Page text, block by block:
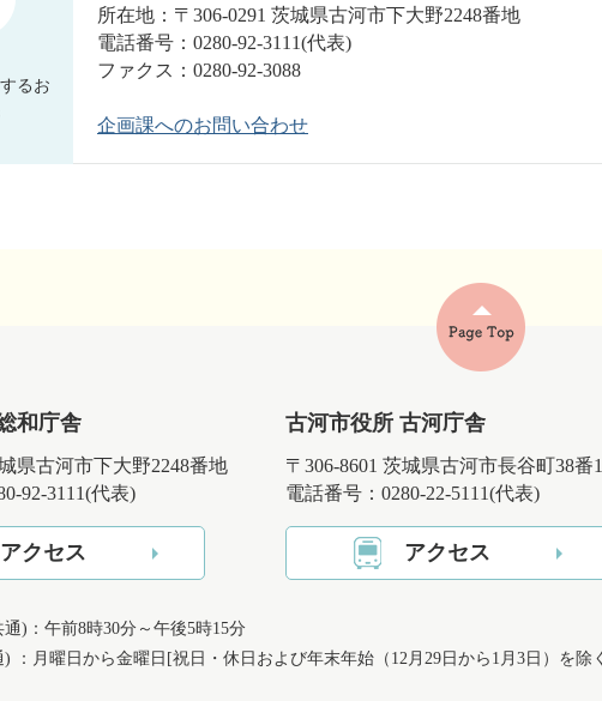
るお
所在地：〒306-0291 茨城県古河市下大野2248番地
電話番号：0280-92-3111(代表)
ファクス：0280-92-3088
企画課へのお問い合わせ
和庁舎
県古河市下大野2248番地
92-3111(代表)
アクセス
古河市役所 古河庁舎
〒306-8601 茨城県古河市長谷町38番
電話番号：0280-22-5111(代表)
アクセス
)：午前8時30分～午後5時15分
) ：月曜日から金曜日[祝日・休日および年末年始（12月29日から1月3日）を除